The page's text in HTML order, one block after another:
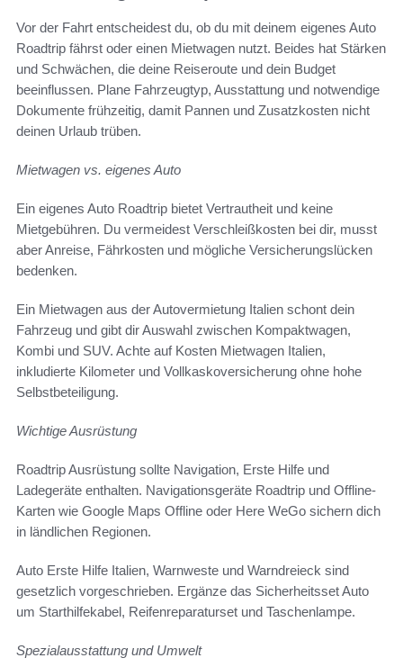
Vor der Fahrt entscheidest du, ob du mit deinem eigenes Auto
Roadtrip fährst oder einen Mietwagen nutzt. Beides hat Stärken
und Schwächen, die deine Reiseroute und dein Budget
beeinflussen. Plane Fahrzeugtyp, Ausstattung und notwendige
Dokumente frühzeitig, damit Pannen und Zusatzkosten nicht
deinen Urlaub trüben.
Mietwagen vs. eigenes Auto
Ein eigenes Auto Roadtrip bietet Vertrautheit und keine
Mietgebühren. Du vermeidest Verschleißkosten bei dir, musst
aber Anreise, Fährkosten und mögliche Versicherungslücken
bedenken.
Ein Mietwagen aus der Autovermietung Italien schont dein
Fahrzeug und gibt dir Auswahl zwischen Kompaktwagen,
Kombi und SUV. Achte auf Kosten Mietwagen Italien,
inkludierte Kilometer und Vollkaskoversicherung ohne hohe
Selbstbeteiligung.
Wichtige Ausrüstung
Roadtrip Ausrüstung sollte Navigation, Erste Hilfe und
Ladegeräte enthalten. Navigationsgeräte Roadtrip und Offline-
Karten wie Google Maps Offline oder Here WeGo sichern dich
in ländlichen Regionen.
Auto Erste Hilfe Italien, Warnweste und Warndreieck sind
gesetzlich vorgeschrieben. Ergänze das Sicherheitsset Auto
um Starthilfekabel, Reifenreparaturset und Taschenlampe.
Spezialausstattung und Umwelt